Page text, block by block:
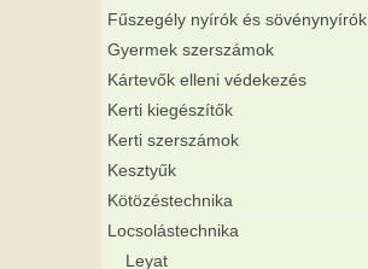
Fűszegély nyírók és sövénynyírók
Gyermek szerszámok
Kártevők elleni védekezés
Kerti kiegészítők
Kerti szerszámok
Kesztyűk
Kötözéstechnika
Locsolástechnika
Leyat